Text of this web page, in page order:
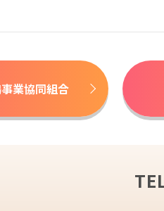
業協同組合